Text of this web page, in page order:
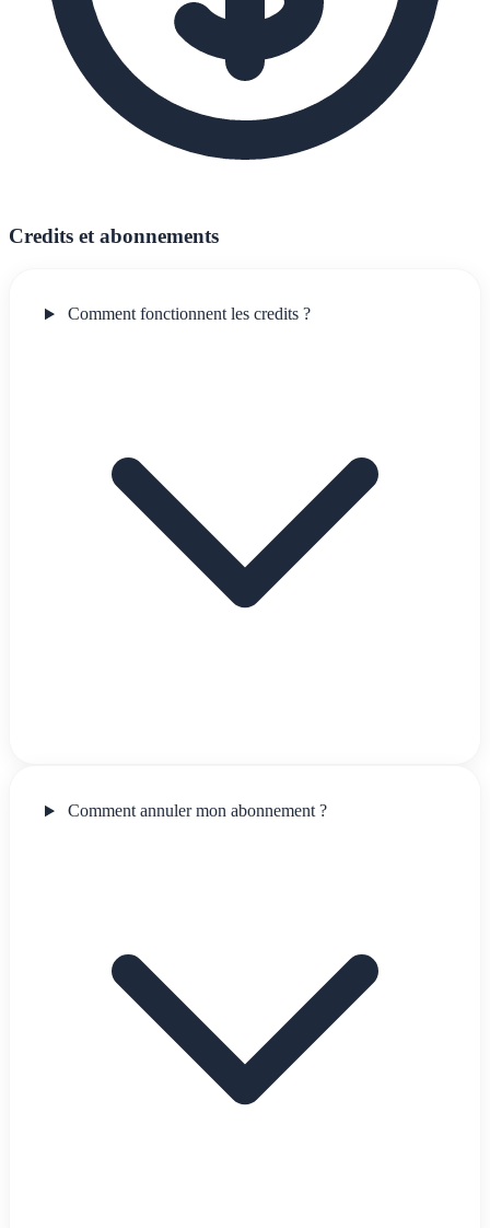
Credits et abonnements
Comment fonctionnent les credits ?
Comment annuler mon abonnement ?